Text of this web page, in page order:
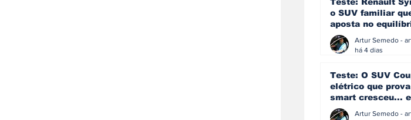
o SUV familiar
aposta no
ainda acredita na
manualhá 4 dias
Teste: O SUV
elétrico que
smart cresceu... e
amadureceu